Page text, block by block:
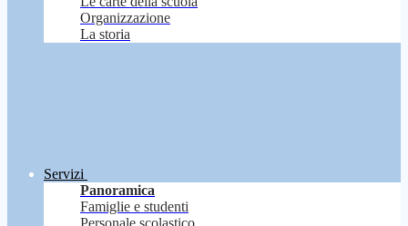
Organizzazione
La storia
Servizi
Panoramica
Famiglie e studenti